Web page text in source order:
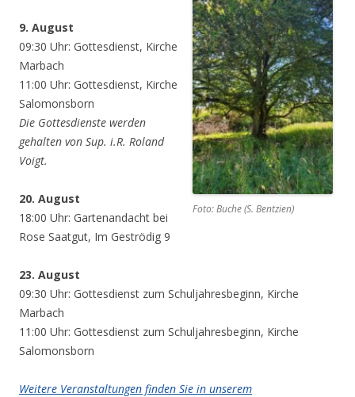
Foto: Buche (S. Bentzien)
9. August
09:30 Uhr: Gottesdienst, Kirche
Marbach
11:00 Uhr: Gottesdienst, Kirche
Salomonsborn
Die Gottesdienste werden
gehalten von Sup. i.R. Roland
Voigt.
20. August
18:00 Uhr: Gartenandacht bei
Rose Saatgut, Im Geströdig 9
23. August
09:30 Uhr: Gottesdienst zum Schuljahresbeginn, Kirche
Marbach
11:00 Uhr: Gottesdienst zum Schuljahresbeginn, Kirche
Salomonsborn
Weitere Veranstaltungen finden Sie in unserem